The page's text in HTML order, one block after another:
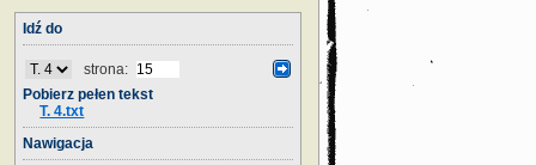
Idź do
strona:
Pobierz pełen tekst
T. 4.txt
Nawigacja